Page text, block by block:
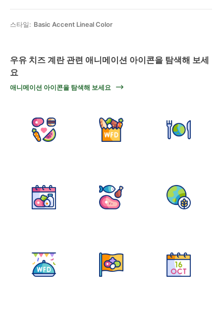
스타일: Basic Accent Lineal Color
우유 치즈 계란 관련 애니메이션 아이콘을 탐색해 보세
요
애니메이션 아이콘을 탐색해 보세요